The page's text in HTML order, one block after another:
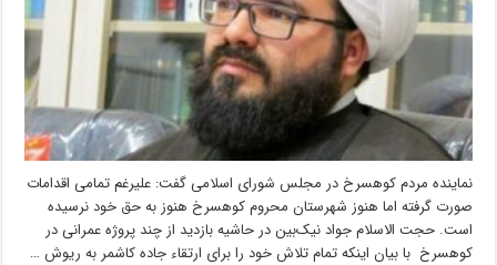
نماینده مردم کوهسرخ در مجلس شورای اسلامی گفت: علیرغم تمامی اقدامات
صورت گرفته اما هنوز شهرستان محروم کوهسرخ هنوز به حق خود نرسیده
است. حجت الاسلام جواد نیک‌بین در حاشیه بازدید از چند پروژه عمرانی در
کوهسرخ با بیان اینکه تمام تلاش خود را برای ارتقاء جاده کاشمر به ریوش …